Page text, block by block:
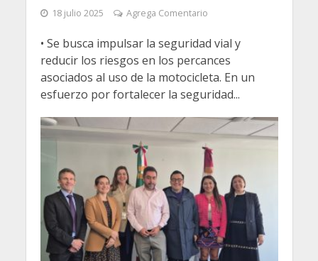
18 julio 2025 Agrega Comentario
• Se busca impulsar la seguridad vial y
reducir los riesgos en los percances
asociados al uso de la motocicleta. En un
esfuerzo por fortalecer la seguridad...